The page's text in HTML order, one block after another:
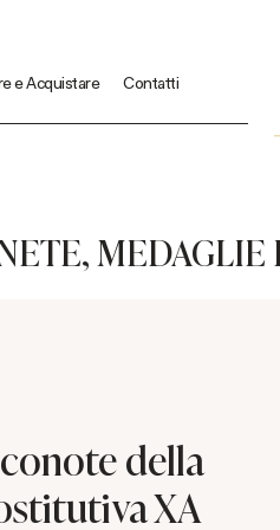
e Acquistare Contatti
MEDAGLIE
della
XA